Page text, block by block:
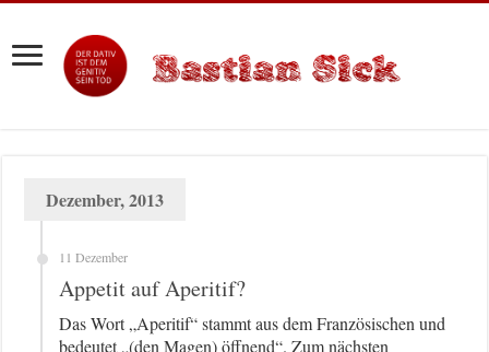
Dezember, 2013
11 Dezember
Appetit auf Aperitif?
Das Wort „Aperitif“ stammt aus dem Französischen und
bedeutet „(den Magen) öffnend“. Zum nächsten